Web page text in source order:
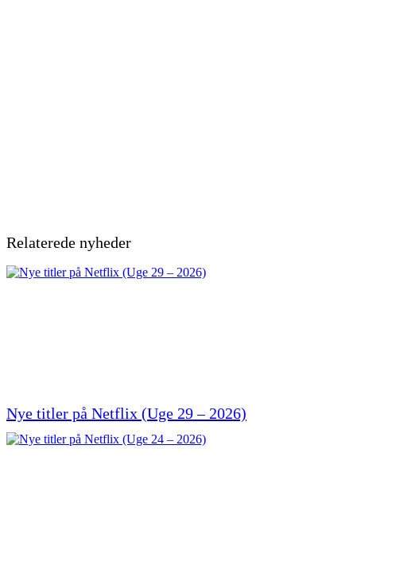
Relaterede nyheder
Nye titler på Netflix (Uge 29 – 2026)